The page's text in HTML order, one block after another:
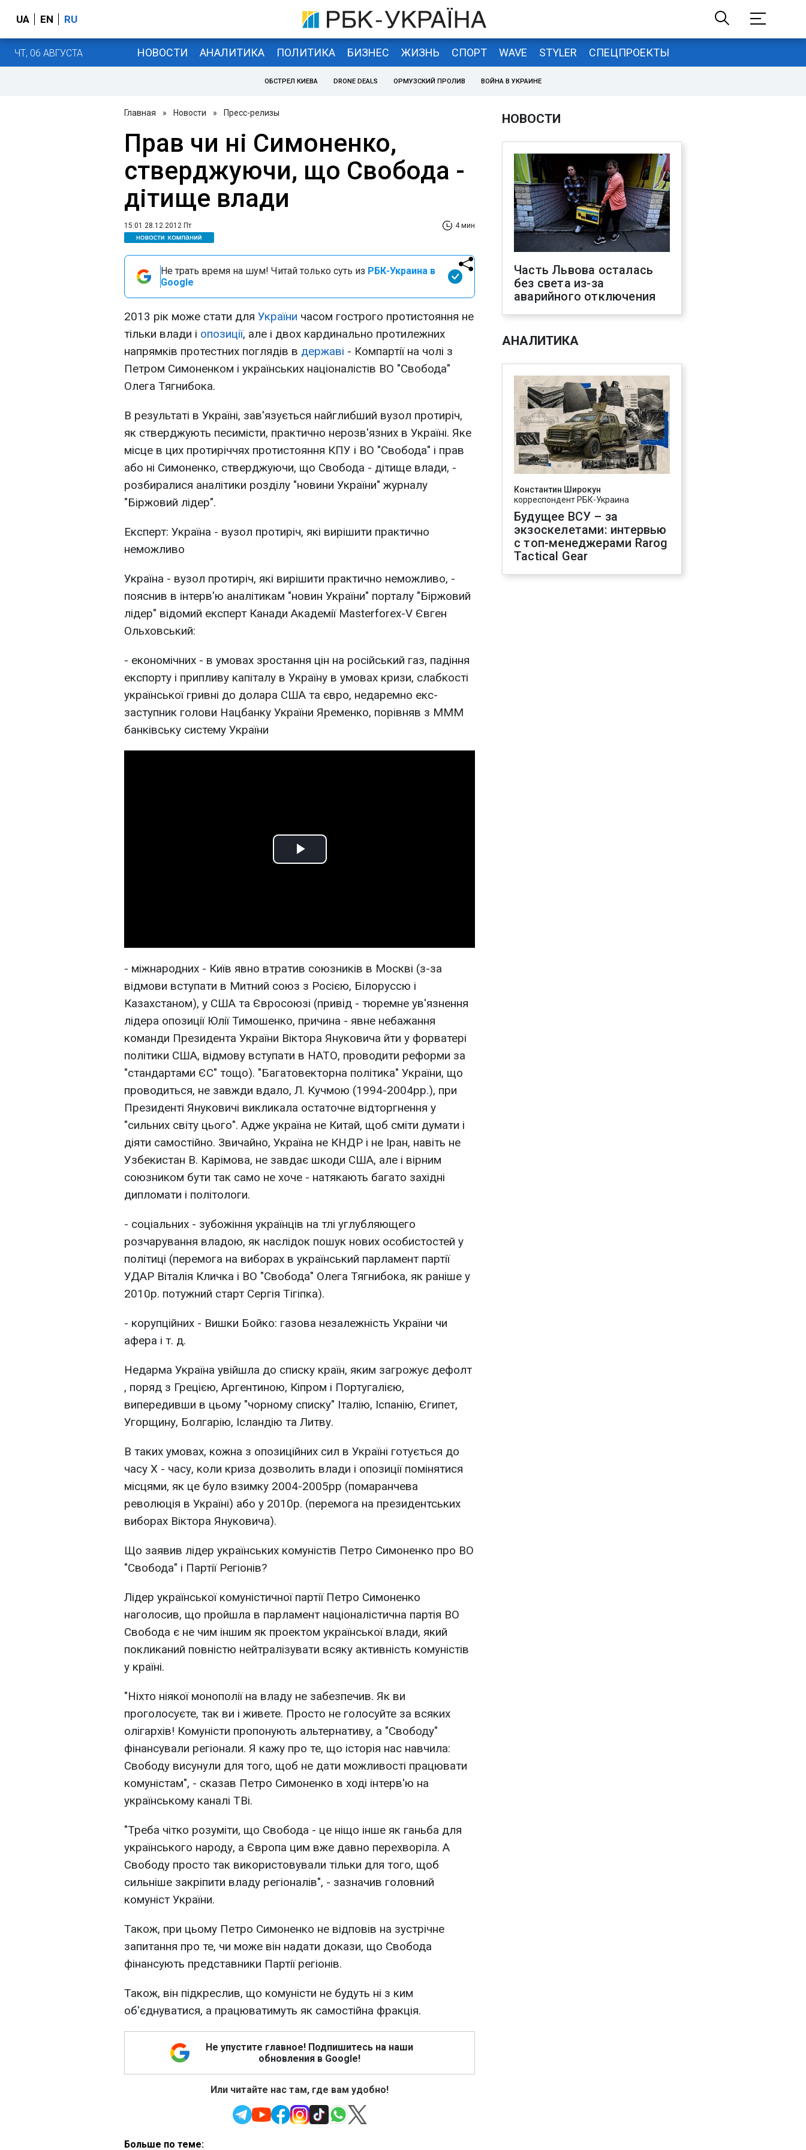
UA EN RU
ЧТ, 06 АВГУСТА НОВОСТИ АНАЛИТИКА ПОЛИТИКА БИЗНЕС ЖИЗНЬ СПОРТ WAVE STYLER СПЕЦПРОЕКТЫ
ОБСТРЕЛ КИЕВА DRONE DEALS ОРМУЗСКИЙ ПРОЛИВ ВОЙНА В УКРАИНЕ
Главная » Новости » Пресс-релизы
Прав чи ні Симоненко,
стверджуючи, що Свобода -
дітище влади
15:01 28.12.2012 Пт 4 мин
Не трать время на шум! Читай только суть из РБК-Украина в
Google
2013 рік може стати для України часом гострого протистояння не
тільки влади і опозиції, але і двох кардинально протилежних
напрямків протестних поглядів в державі - Компартії на чолі з
Петром Симоненком і українських націоналістів ВО "Свобода"
Олега Тягнибока.
В результаті в Україні, зав'язується найглибший вузол протиріч,
як стверджують песимісти, практично нерозв'язних в Україні. Яке
місце в цих протиріччях протистояння КПУ і ВО "Свобода" і прав
або ні Симоненко, стверджуючи, що Свобода - дітище влади, -
розбиралися аналітики розділу "новини України" журналу
"Біржовий лідер".
Експерт: Україна - вузол протиріч, які вирішити практично
неможливо
Україна - вузол протиріч, які вирішити практично неможливо, -
пояснив в інтерв'ю аналітикам "новин України" порталу "Біржовий
лідер" відомий експерт Канади Академії Masterforex-V Євген
Ольховський:
- економічних - в умовах зростання цін на російський газ, падіння
експорту і припливу капіталу в Україну в умовах кризи, слабкості
української гривні до долара США та євро, недаремно екс-
заступник голови Нацбанку України Яременко, порівняв з МММ
банківську систему України
Play
- міжнародних - Київ явно втратив союзників в Москві (з-за
відмови вступати в Митний союз з Росією, Білоруссю і
Казахстаном), у США та Євросоюзі (привід - тюремне ув'язнення
лідера опозиції Юлії Тимошенко, причина - явне небажання
команди Президента України Віктора Януковича йти у форватері
політики США, відмову вступати в НАТО, проводити реформи за
"стандартами ЄС" тощо). "Багатовекторна політика" України, що
проводиться, не завжди вдало, Л. Кучмою (1994-2004рр.), при
Президенті Януковичі викликала остаточне відторгнення у
"сильних світу цього". Адже україна не Китай, щоб сміти думати і
діяти самостійно. Звичайно, Україна не КНДР і не Іран, навіть не
Узбекистан В. Карімова, не завдає шкоди США, але і вірним
союзником бути так само не хоче - натякають багато західні
дипломати і політологи.
- соціальних - зубожіння українців на тлі углубляющего
розчарування владою, як наслідок пошук нових особистостей у
політиці (перемога на виборах в український парламент партії
УДАР Віталія Кличка і ВО "Свобода" Олега Тягнибока, як раніше у
2010р. потужний старт Сергія Тігіпка).
- корупційних - Вишки Бойко: газова незалежність України чи
афера і т. д.
Недарма Україна увійшла до списку країн, яким загрожує дефолт
, поряд з Грецією, Аргентиною, Кіпром і Португалією,
випередивши в цьому "чорному списку" Італію, Іспанію, Єгипет,
Угорщину, Болгарію, Ісландію та Литву.
В таких умовах, кожна з опозиційних сил в Україні готується до
часу Х - часу, коли криза дозволить влади і опозиції помінятися
місцями, як це було взимку 2004-2005рр (помаранчева
революція в Україні) або у 2010р. (перемога на президентських
виборах Віктора Януковича).
Що заявив лідер українських комуністів Петро Симоненко про ВО
"Свобода" і Партії Регіонів?
Лідер української комуністичної партії Петро Симоненко
наголосив, що пройшла в парламент націоналістична партія ВО
Свобода є не чим іншим як проектом української влади, який
покликаний повністю нейтралізувати всяку активність комуністів
у країні.
"Ніхто ніякої монополії на владу не забезпечив. Як ви
проголосуєте, так ви і живете. Просто не голосуйте за всяких
олігархів! Комуністи пропонують альтернативу, а "Свободу"
фінансували регіонали. Я кажу про те, що історія нас навчила:
Свободу висунули для того, щоб не дати можливості працювати
комуністам", - сказав Петро Симоненко в ході інтерв'ю на
українському каналі ТВі.
"Треба чітко розуміти, що Свобода - це ніщо інше як ганьба для
українського народу, а Європа цим вже давно перехворіла. А
Свободу просто так використовували тільки для того, щоб
сильніше закріпити владу регіоналів", - зазначив головний
комуніст України.
Також, при цьому Петро Симоненко не відповів на зустрічне
запитання про те, чи може він надати докази, що Свобода
фінансують представники Партії регіонів.
Також, він підкреслив, що комуністи не будуть ні з ким
об'єднуватися, а працюватимуть як самостійна фракція.
Не упустите главное! Подпишитесь на наши
обновления в Google!
Или читайте нас там, где вам удобно!
Больше по теме:
НОВОСТИ
Часть Львова осталась
без света из-за
аварийного отключения
АНАЛИТИКА
Константин Широкун
корреспондент РБК-Украина
Будущее ВСУ – за
экзоскелетами: интервью
с топ-менеджерами Rarog
Tactical Gear